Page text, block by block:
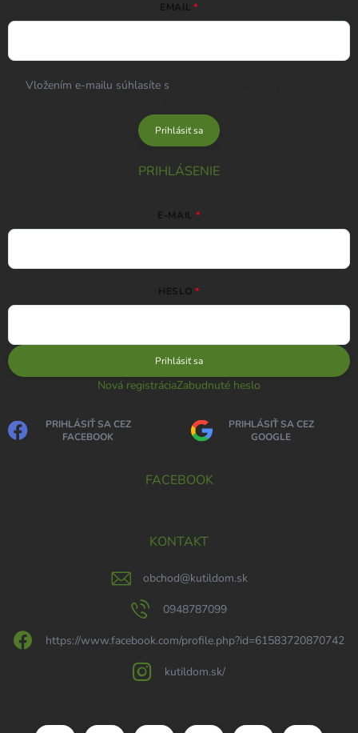
EMAIL
Vložením e-mailu súhlasíte s
Prihlásiť sa
PRIHLÁSENIE
E-MAIL
HESLO
Prihlásiť sa
Nová registráciaZabudnuté heslo
PRIHLÁSIŤ SA CEZ
FACEBOOK
PRIHLÁSIŤ SA CEZ
GOOGLE
FACEBOOK
KONTAKT
obchod@kutildom.sk
0948787099
https://www.facebook.com/profile.php?id=61583720870742
kutildom.sk/